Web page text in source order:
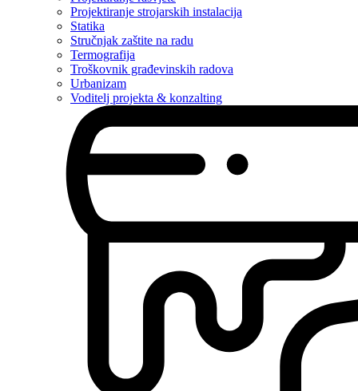
Projektiranje strojarskih instalacija
Statika
Stručnjak zaštite na radu
Termografija
Troškovnik građevinskih radova
Urbanizam
Voditelj projekta & konzalting